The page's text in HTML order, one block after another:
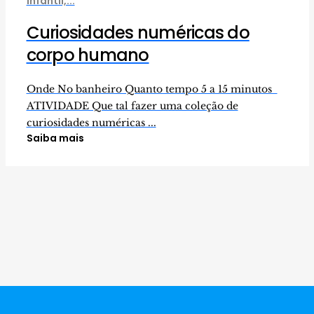
Curiosidades numéricas do
corpo humano
Onde No banheiro Quanto tempo 5 a 15 minutos
ATIVIDADE Que tal fazer uma coleção de
curiosidades numéricas ...
Saiba mais